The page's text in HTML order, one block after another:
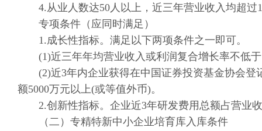
4.从业人数达50人以上，近三年营业收入均超过
专项条件（应同时满足）
1.成长性指标。满足以下两项条件之一即可。
(1)近三年年均营业收入或利润复合增长率不低于
(2)近3年内企业获得在中国证券投资基金协会登
额5000万元以上(或等值外币)。
2.创新性指标。企业近3年研发费用总额占营业收
（二）专精特新中小企业培育库入库条件